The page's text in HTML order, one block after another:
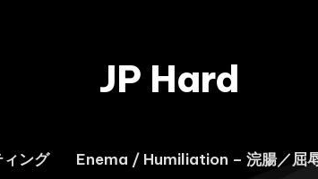
JP Hard
ング Enema / Humiliation – 浣腸／屈